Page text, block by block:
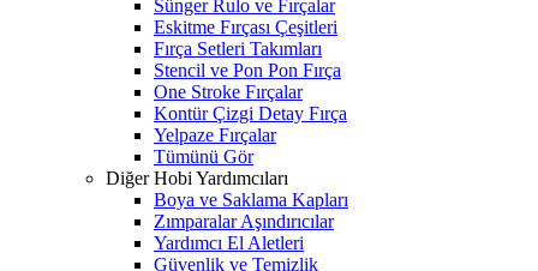
Sünger Rulo ve Fırçalar
Eskitme Fırçası Çeşitleri
Fırça Setleri Takımları
Stencil ve Pon Pon Fırça
One Stroke Fırçalar
Kontür Çizgi Detay Fırça
Yelpaze Fırçalar
Tümünü Gör
Diğer Hobi Yardımcıları
Boya ve Saklama Kapları
Zımparalar Aşındırıcılar
Yardımcı El Aletleri
Güvenlik ve Temizlik